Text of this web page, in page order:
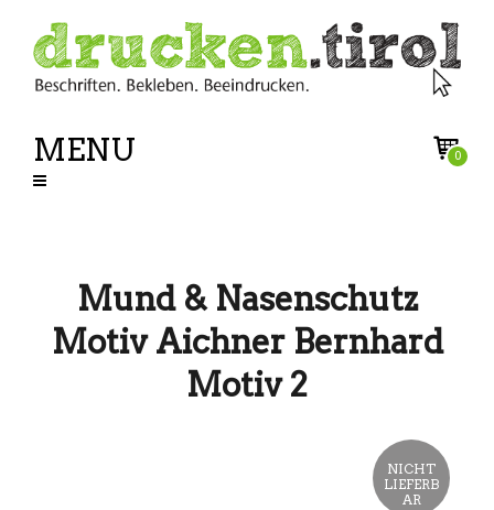
MENU 0
Mund & Nasenschutz
Motiv Aichner Bernhard
Motiv 2
NICHT
LIEFERB
AR